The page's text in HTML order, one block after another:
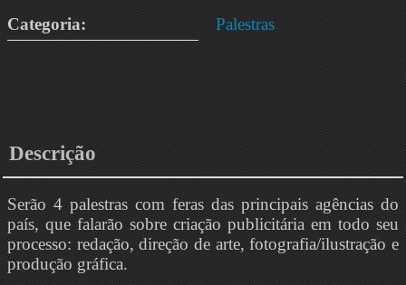
Categoria:
Palestras
Descrição
Serão 4 palestras com feras das principais agências do
país, que falarão sobre criação publicitária em todo seu
processo: redação, direção de arte, fotografia/ilustração e
produção gráfica.